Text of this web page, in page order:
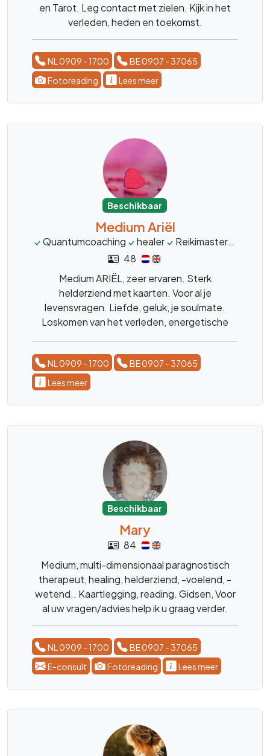
en Tarot. Leg contact met zielen. Kijk in het
verleden, heden en toekomst.
NL 0909 - 1700
BE 0907 - 37065
Fotoreading
Lees meer
Beschikbaar
Medium Ariël
Quantumcoaching healer Reikimaster
48
Medium ARIËL, zeer ervaren. Sterk
helderziend met kaarten. Voor al je
levensvragen. Liefde, geluk, je soulmate.
Loskomen van het verleden, energetische
healing en inzicht
NL 0909 - 1700
BE 0907 - 37065
Lees meer
Beschikbaar
Mary
84
Medium, multi-dimensionaal paragnostisch
therapeut, healing, helderziend, -voelend, -
wetend.. Kaartlegging, reading. Gidsen, Voor
al uw vragen/advies help ik u graag verder.
NL 0909 - 1700
BE 0907 - 37065
E-consult
Fotoreading Lees meer